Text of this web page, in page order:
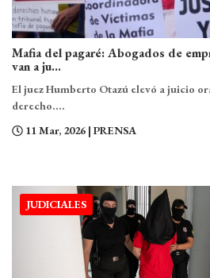
Mafia del pagaré: Abogados de
van a ju...
El juez Humberto Otazú elevó a juicio
derecho....
11 Mar, 2026 | PRENSA
JUDICIALES